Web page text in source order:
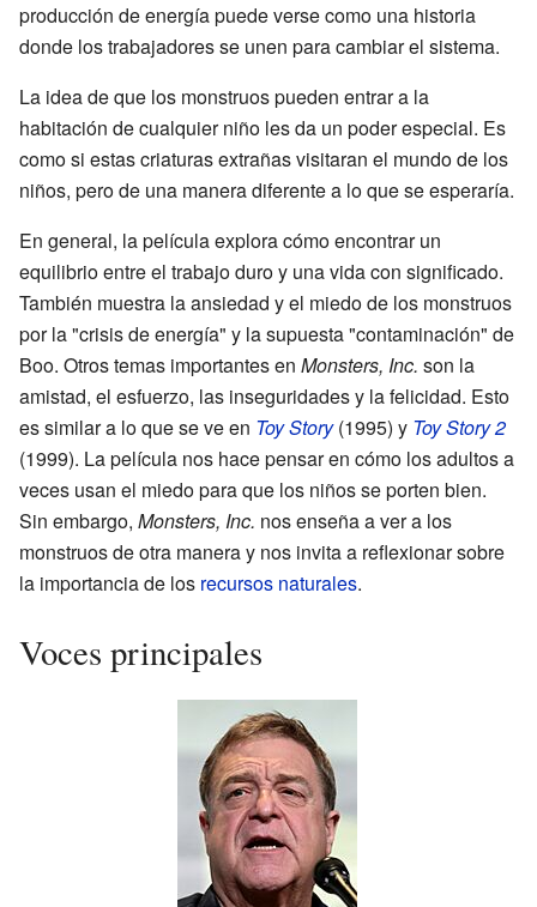
producción de energía puede verse como una historia
donde los trabajadores se unen para cambiar el sistema.
La idea de que los monstruos pueden entrar a la
habitación de cualquier niño les da un poder especial. Es
como si estas criaturas extrañas visitaran el mundo de los
niños, pero de una manera diferente a lo que se esperaría.
En general, la película explora cómo encontrar un
equilibrio entre el trabajo duro y una vida con significado.
También muestra la ansiedad y el miedo de los monstruos
por la "crisis de energía" y la supuesta "contaminación" de
Boo. Otros temas importantes en Monsters, Inc. son la
amistad, el esfuerzo, las inseguridades y la felicidad. Esto
es similar a lo que se ve en Toy Story(1995) y Toy Story 2
(1999). La película nos hace pensar en cómo los adultos a
veces usan el miedo para que los niños se porten bien.
Sin embargo, Monsters, Inc. nos enseña a ver a los
monstruos de otra manera y nos invita a reflexionar sobre
la importancia de los recursos naturales.
Voces principales